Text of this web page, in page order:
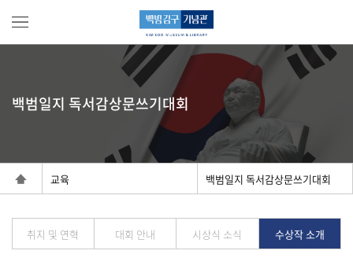
백범일지 독서감상문쓰기대회
교육 백범일지 독서감상문쓰기대회
취지 및 연혁 대회 안내 시상식 소식 수상작 소개